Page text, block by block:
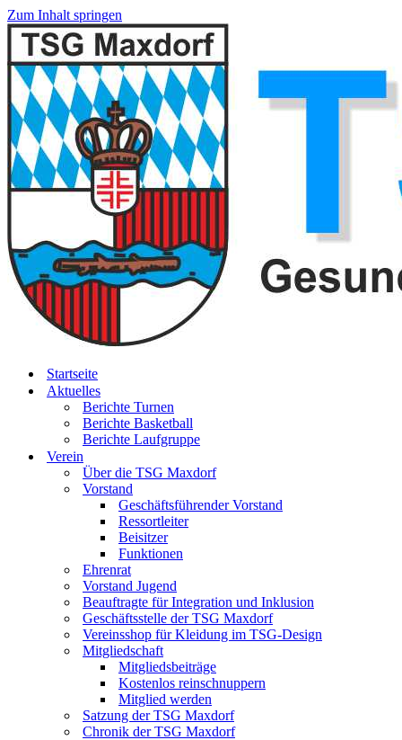
Zum Inhalt springen
Startseite
Aktuelles
Berichte Turnen
Berichte Basketball
Berichte Laufgruppe
Verein
Über die TSG Maxdorf
Vorstand
Geschäftsführender Vorstand
Ressortleiter
Beisitzer
Funktionen
Ehrenrat
Vorstand Jugend
Beauftragte für Integration und Inklusion
Geschäftsstelle der TSG Maxdorf
Vereinsshop für Kleidung im TSG-Design
Mitgliedschaft
Mitgliedsbeiträge
Kostenlos reinschnuppern
Mitglied werden
Satzung der TSG Maxdorf
Chronik der TSG Maxdorf